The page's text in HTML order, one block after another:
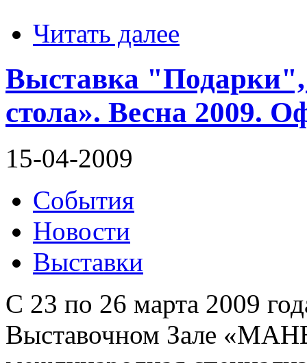
Читать далее
Выставка "Подарки",
стола». Весна 2009.
15-04-2009
События
Новости
Выставки
С 23 по 26 марта 2009
Выставочном Зале